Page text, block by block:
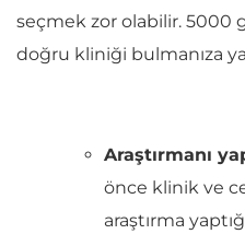
seçmek zor olabilir. 5000
doğru kliniği bulmanıza
Araştırmanı
önce klinik ve
araştırma